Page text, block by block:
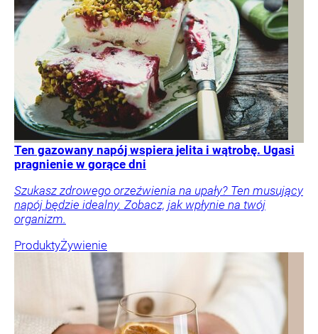
Ten gazowany napój wspiera jelita i wątrobę. Ugasi
pragnienie w gorące dni
Szukasz zdrowego orzeźwienia na upały? Ten musujący
napój będzie idealny. Zobacz, jak wpłynie na twój
organizm.
ProduktyŻywienie